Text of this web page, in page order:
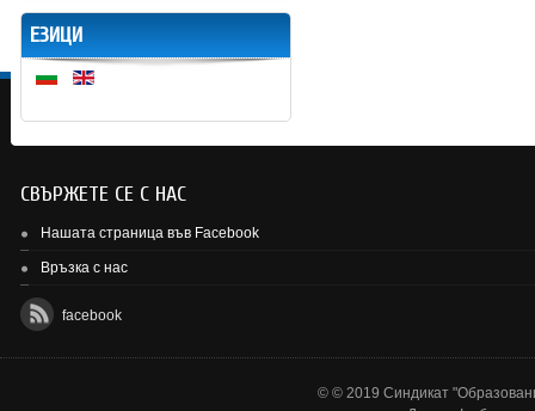
ЕЗИЦИ
СВЪРЖЕТЕ СЕ С НАС
Нашата страница във Facebook
Връзка с нас
facebook
© © 2019 Синдикат